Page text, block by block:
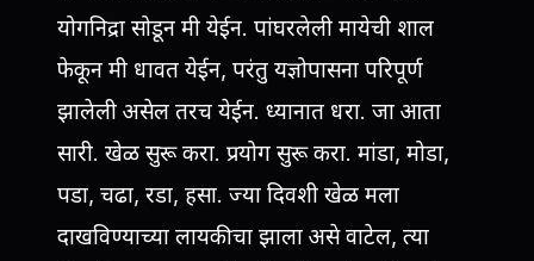
योगनिद्रा सोडून मी येईन. पांघरलेली मायेची शाल
फेकून मी धावत येईन, परंतु यज्ञोपासना परिपूर्ण
झालेली असेल तरच येईन. ध्यानात धरा. जा आता
सारी. खेळ सुरू करा. प्रयोग सुरू करा. मांडा, मोडा,
पडा, चढा, रडा, हसा. ज्या दिवशी खेळ मला
दाखविण्याच्या लायकीचा झाला असे वाटेल, त्या